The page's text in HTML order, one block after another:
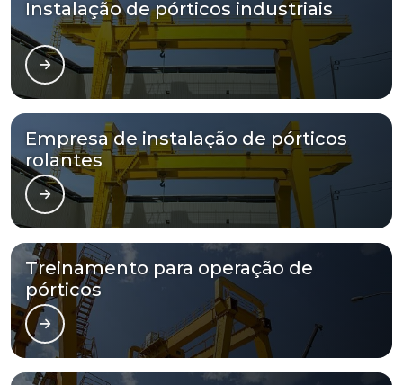
Instalação de pórticos industriais
Empresa de instalação de pórticos
rolantes
Treinamento para operação de
pórticos